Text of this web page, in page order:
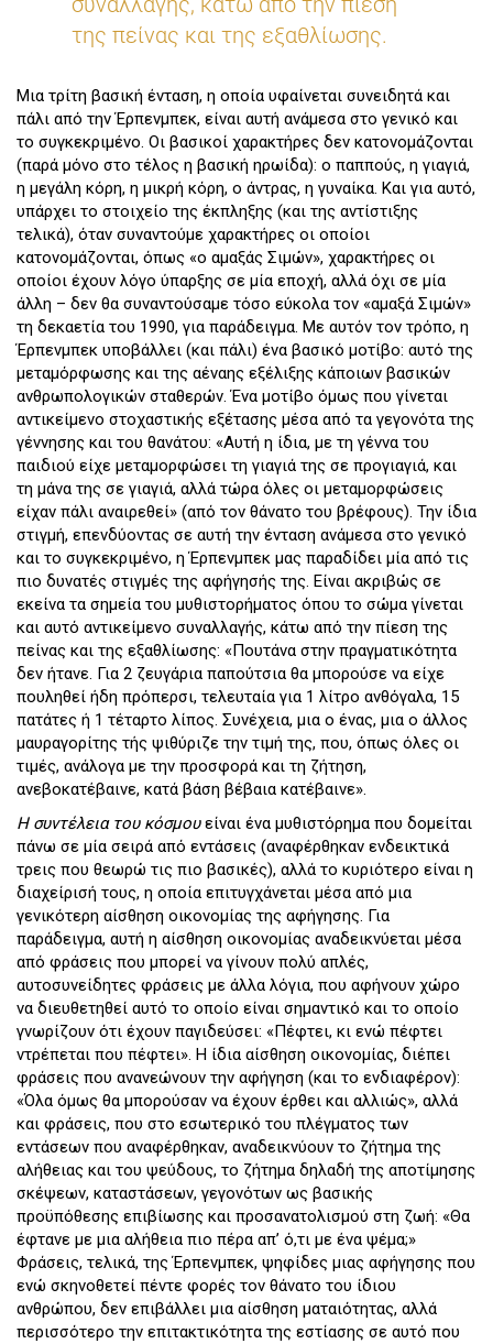
της πείνας και της εξαθλίωσης.
Μια τρίτη βασική ένταση, η οποία υφαίνεται συνειδητά και
πάλι από την Έρπενμπεκ, είναι αυτή ανάμεσα στο γενικό και
το συγκεκριμένο. Οι βασικοί χαρακτήρες δεν κατονομάζονται
(παρά μόνο στο τέλος η βασική ηρωίδα): ο παππούς, η γιαγιά,
η μεγάλη κόρη, η μικρή κόρη, ο άντρας, η γυναίκα. Και για αυτό,
υπάρχει το στοιχείο της έκπληξης (και της αντίστιξης
τελικά), όταν συναντούμε χαρακτήρες οι οποίοι
κατονομάζονται, όπως «ο αμαξάς Σιμών», χαρακτήρες οι
οποίοι έχουν λόγο ύπαρξης σε μία εποχή, αλλά όχι σε μία
άλλη – δεν θα συναντούσαμε τόσο εύκολα τον «αμαξά Σιμών»
τη δεκαετία του 1990, για παράδειγμα. Με αυτόν τον τρόπο, η
Έρπενμπεκ υποβάλλει (και πάλι) ένα βασικό μοτίβο: αυτό της
μεταμόρφωσης και της αέναης εξέλιξης κάποιων βασικών
ανθρωπολογικών σταθερών. Ένα μοτίβο όμως που γίνεται
αντικείμενο στοχαστικής εξέτασης μέσα από τα γεγονότα της
γέννησης και του θανάτου: «Αυτή η ίδια, με τη γέννα του
παιδιού είχε μεταμορφώσει τη γιαγιά της σε προγιαγιά, και
τη μάνα της σε γιαγιά, αλλά τώρα όλες οι μεταμορφώσεις
είχαν πάλι αναιρεθεί» (από τον θάνατο του βρέφους). Την ίδια
στιγμή, επενδύοντας σε αυτή την ένταση ανάμεσα στο γενικό
και το συγκεκριμένο, η Έρπενμπεκ μας παραδίδει μία από τις
πιο δυνατές στιγμές της αφήγησής της. Είναι ακριβώς σε
εκείνα τα σημεία του μυθιστορήματος όπου το σώμα γίνεται
και αυτό αντικείμενο συναλλαγής, κάτω από την πίεση της
πείνας και της εξαθλίωσης: «Πουτάνα στην πραγματικότητα
δεν ήτανε. Για 2 ζευγάρια παπούτσια θα μπορούσε να είχε
πουληθεί ήδη πρόπερσι, τελευταία για 1 λίτρο ανθόγαλα, 15
πατάτες ή 1 τέταρτο λίπος. Συνέχεια, μια ο ένας, μια ο άλλος
μαυραγορίτης τής ψιθύριζε την τιμή της, που, όπως όλες οι
τιμές, ανάλογα με την προσφορά και τη ζήτηση,
ανεβοκατέβαινε, κατά βάση βέβαια κατέβαινε».
Η συντέλεια του κόσμουείναι ένα μυθιστόρημα που δομείται
πάνω σε μία σειρά από εντάσεις (αναφέρθηκαν ενδεικτικά
τρεις που θεωρώ τις πιο βασικές), αλλά το κυριότερο είναι η
διαχείρισή τους, η οποία επιτυγχάνεται μέσα από μια
γενικότερη αίσθηση οικονομίας της αφήγησης. Για
παράδειγμα, αυτή η αίσθηση οικονομίας αναδεικνύεται μέσα
από φράσεις που μπορεί να γίνουν πολύ απλές,
αυτοσυνείδητες φράσεις με άλλα λόγια, που αφήνουν χώρο
να διευθετηθεί αυτό το οποίο είναι σημαντικό και το οποίο
γνωρίζουν ότι έχουν παγιδεύσει: «Πέφτει, κι ενώ πέφτει
ντρέπεται που πέφτει». Η ίδια αίσθηση οικονομίας, διέπει
φράσεις που ανανεώνουν την αφήγηση (και το ενδιαφέρον):
«Όλα όμως θα μπορούσαν να έχουν έρθει και αλλιώς», αλλά
και φράσεις, που στο εσωτερικό του πλέγματος των
εντάσεων που αναφέρθηκαν, αναδεικνύουν το ζήτημα της
αλήθειας και του ψεύδους, το ζήτημα δηλαδή της αποτίμησης
σκέψεων, καταστάσεων, γεγονότων ως βασικής
προϋπόθεσης επιβίωσης και προσανατολισμού στη ζωή: «Θα
έφτανε με μια αλήθεια πιο πέρα απ’ ό,τι με ένα ψέμα;»
Φράσεις, τελικά, της Έρπενμπεκ, ψηφίδες μιας αφήγησης που
ενώ σκηνοθετεί πέντε φορές τον θάνατο του ίδιου
ανθρώπου, δεν επιβάλλει μια αίσθηση ματαιότητας, αλλά
περισσότερο την επιτακτικότητα της εστίασης σε αυτό που